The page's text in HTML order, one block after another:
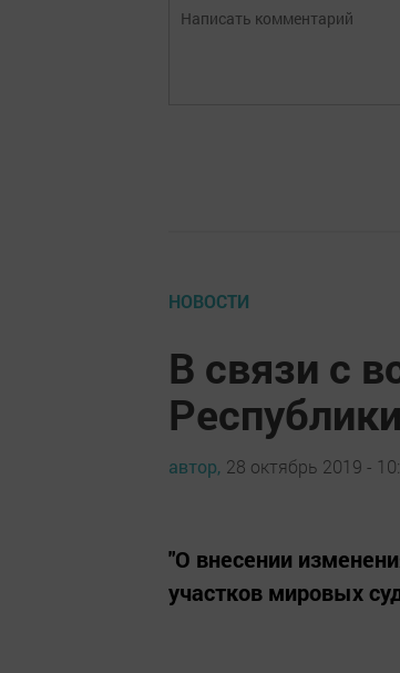
НОВОСТИ
В связи с
автор, 28 октябрь 2019 -
"О внесении
участков мировых